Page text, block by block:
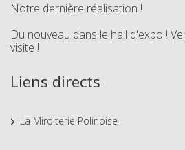
Notre dernière réalisation !
Du nouveau dans le hall d'expo !
visite !
Liens directs
La Miroiterie Polinoise